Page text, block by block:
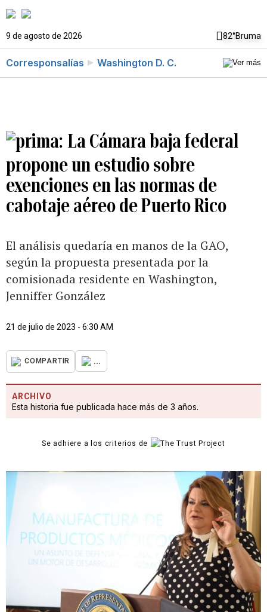
9 de agosto de 2026 82°Bruma
Corresponsalías Washington D. C.
La Cámara baja federal
propone un estudio sobre
exenciones en las normas de
cabotaje aéreo de Puerto Rico
El análisis quedaría en manos de la GAO,
según la propuesta presentada por la
comisionada residente en Washington,
Jenniffer González
21 de julio de 2023 - 6:30 AM
COMPARTIR ...
ARCHIVO
Esta historia fue publicada hace más de 3 años.
Se adhiere a los criterios de